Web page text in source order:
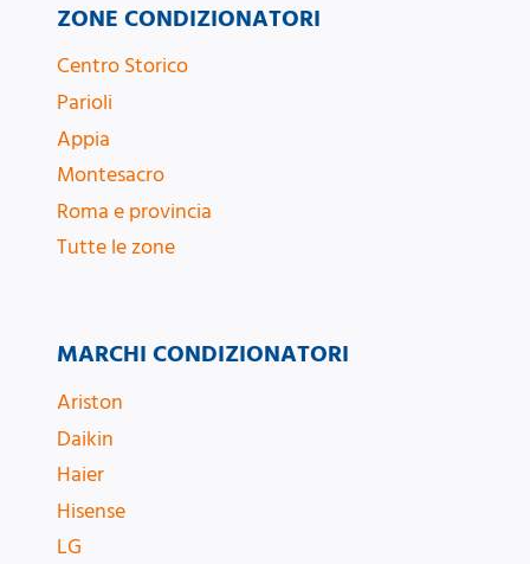
ZONE CONDIZIONATORI
Centro Storico
Parioli
Appia
Montesacro
Roma e provincia
Tutte le zone
MARCHI CONDIZIONATORI
Ariston
Daikin
Haier
Hisense
LG